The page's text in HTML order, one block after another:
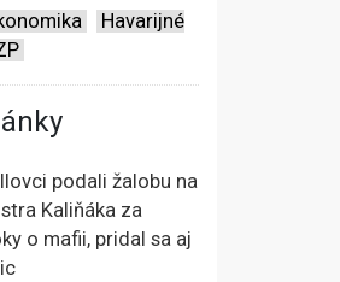
Havarijné
podali žalobu na
Kaliňáka za
o mafii, pridal sa aj